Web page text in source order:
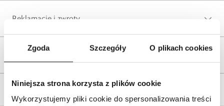
Zgoda Szczegóły O plikach cookies
Niniejsza strona korzysta z plików cookie
Wykorzystujemy pliki cookie do spersonalizowania treści
Reklamacje i zwroty